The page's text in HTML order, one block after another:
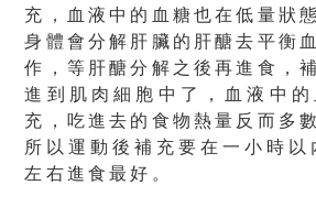
充，血液中的血糖也在低量狀
身體會分解肝臟的肝醣去平衡
作，等肝醣分解之後再進食，
進到肌肉細胞中了，血液中
充，吃進去的食物熱量反而多
所以運動後補充要在一小時以
左右進食最好 。